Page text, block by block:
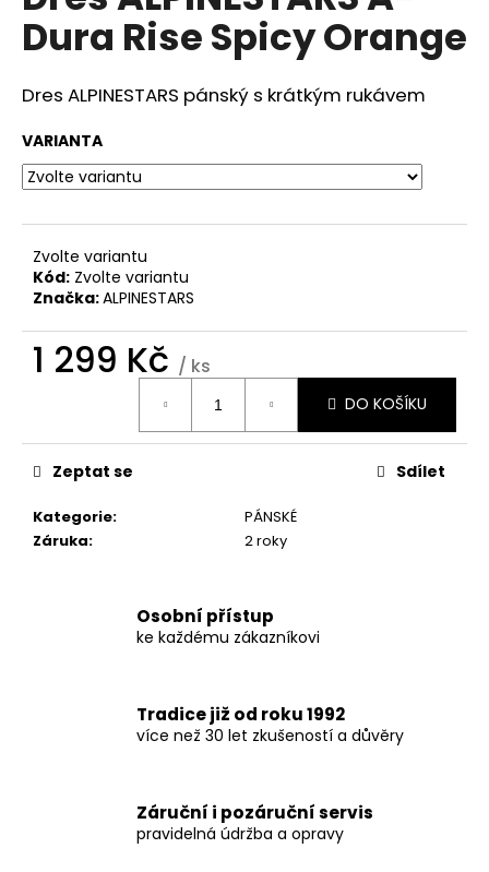
0,0
hvězdiček.
Dura Rise Spicy Orange
Dres ALPINESTARS pánský s krátkým rukávem
VARIANTA
Zvolte variantu
Kód: Zvolte variantu
Značka:ALPINESTARS
1 299 Kč / ks
DO KOŠÍKU
Kategorie:
PÁNSKÉ
Záruka: 2 roky
Zeptat se Sdílet
Osobní přístup
ke každému zákazníkovi
Tradice již od roku 1992
více než 30 let zkušeností a důvěry
Záruční i pozáruční servis
pravidelná údržba a opravy
a
j
í
t
?
D
r
u
u